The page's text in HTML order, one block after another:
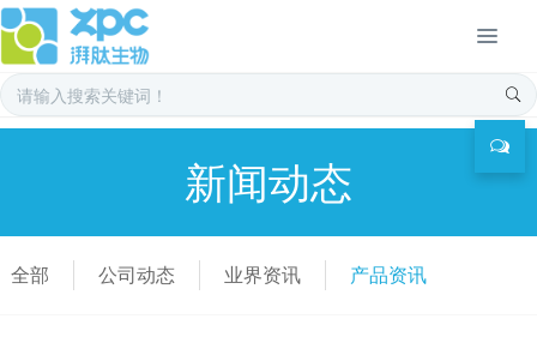
新闻动态
全部 公司动态 业界资讯 产品资讯